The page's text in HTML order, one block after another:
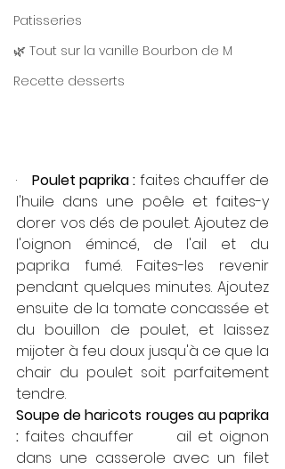
Patisseries
🌿 Tout sur la vanille Bourbon de M
Recette desserts
· Poulet paprika : faites chauffer de
l'huile dans une poêle et faites-y
dorer vos dés de poulet. Ajoutez de
l'oignon émincé, de l'ail et du
paprika fumé. Faites-les revenir
pendant quelques minutes. Ajoutez
ensuite de la tomate concassée et
du bouillon de poulet, et laissez
mijoter à feu doux jusqu'à ce que la
chair du poulet soit parfaitement
tendre.
Soupe de haricots rouges au paprika
: faites chauffer       ail et oignon
dans une casserole avec un filet